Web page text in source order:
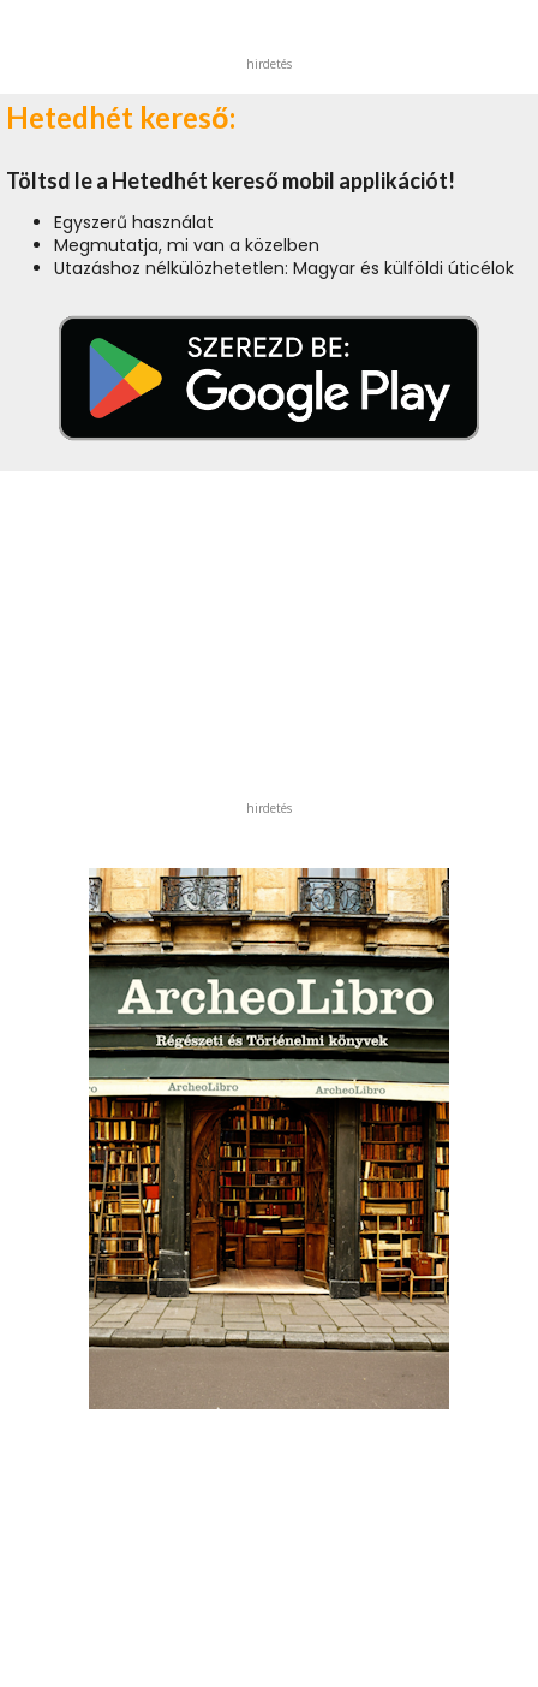
hirdetés
Hetedhét kereső:
Töltsd le a Hetedhét kereső mobil applikációt!
Egyszerű használat
Megmutatja, mi van a közelben
Utazáshoz nélkülözhetetlen: Magyar és külföldi úticélok
hirdetés